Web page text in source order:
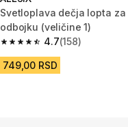
Svetloplava dečja lopta za
odbojku (veličine 1)
4.7
4.7 od 5 zvezdica from
(158)
749,00 RSD